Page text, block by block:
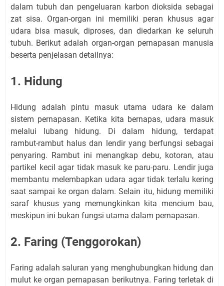
dalam tubuh dan pengeluaran karbon dioksida sebagai
zat sisa. Organ-organ ini memiliki peran khusus agar
udara bisa masuk, diproses, dan diedarkan ke seluruh
tubuh. Berikut adalah organ-organ pernapasan manusia
beserta penjelasan detailnya:
1. Hidung
Hidung adalah pintu masuk utama udara ke dalam
sistem pernapasan. Ketika kita bernapas, udara masuk
melalui lubang hidung. Di dalam hidung, terdapat
rambut-rambut halus dan lendir yang berfungsi sebagai
penyaring. Rambut ini menangkap debu, kotoran, atau
partikel kecil agar tidak masuk ke paru-paru. Lendir juga
membantu melembapkan udara agar tidak terlalu kering
saat sampai ke organ dalam. Selain itu, hidung memiliki
saraf khusus yang memungkinkan kita mencium bau,
meskipun ini bukan fungsi utama dalam pernapasan.
2. Faring (Tenggorokan)
Faring adalah saluran yang menghubungkan hidung dan
mulut ke organ pernapasan berikutnya. Faring terletak di